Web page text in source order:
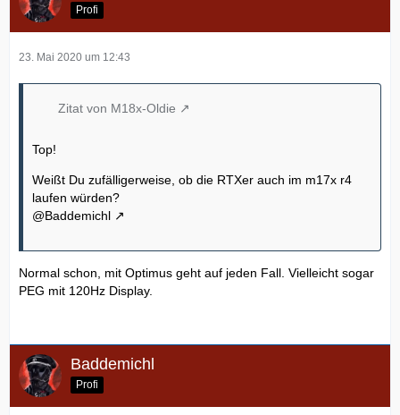
Profi
23. Mai 2020 um 12:43
Zitat von M18x-Oldie
Top!
Weißt Du zufälligerweise, ob die RTXer auch im m17x r4
laufen würden?
@Baddemichl
Normal schon, mit Optimus geht auf jeden Fall. Vielleicht sogar
PEG mit 120Hz Display.
Baddemichl
Profi